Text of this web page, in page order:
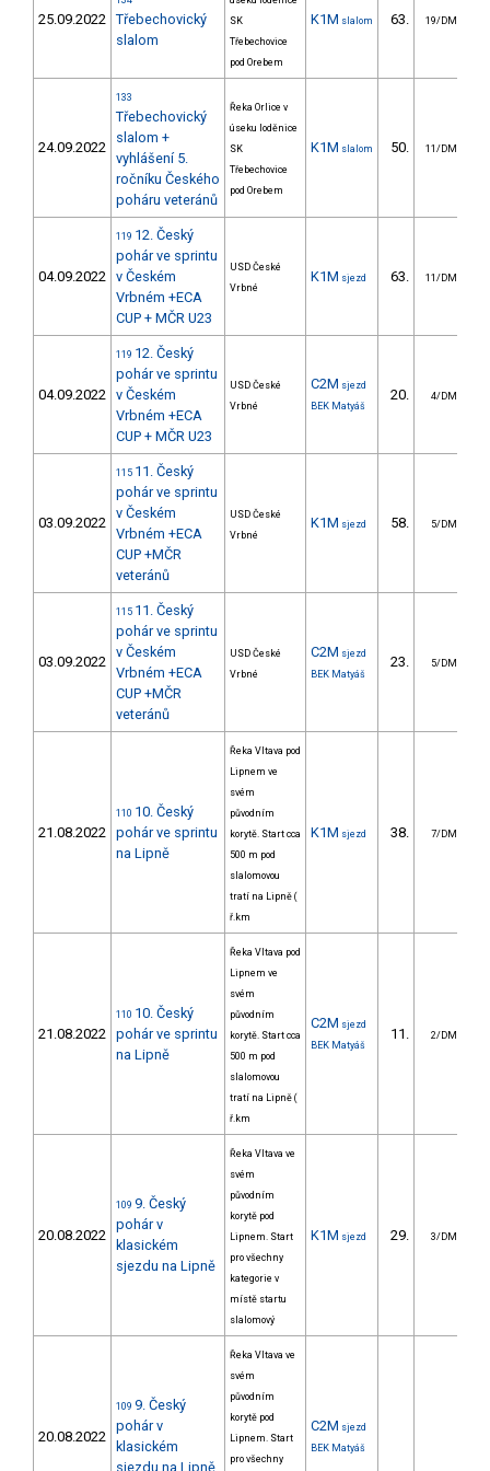
25.09.2022 Třebechovický
slalom
SK
Třebechovice
pod Orebem
K1M slalom 63. 19/DM
24.09.2022
133
Třebechovický
slalom +
vyhlášení 5.
ročníku Českého
poháru veteránů
Řeka Orlice v
úseku loděnice
SK
Třebechovice
pod Orebem
K1M slalom 50. 11/DM
04.09.2022
119 12. Český
pohár ve sprintu
v Českém
Vrbném +ECA
CUP + MČR U23
USD České
Vrbné
K1M sjezd 63. 11/DM
04.09.2022
119 12. Český
pohár ve sprintu
v Českém
Vrbném +ECA
CUP + MČR U23
USD České
Vrbné
C2M sjezd
BEK Matyáš
20. 4/DM
03.09.2022
115 11. Český
pohár ve sprintu
v Českém
Vrbném +ECA
CUP +MČR
veteránů
USD České
Vrbné
K1M sjezd 58. 5/DM
03.09.2022
115 11. Český
pohár ve sprintu
v Českém
Vrbném +ECA
CUP +MČR
veteránů
USD České
Vrbné
C2M sjezd
BEK Matyáš
23. 5/DM
21.08.2022
110 10. Český
pohár ve sprintu
na Lipně
Řeka Vltava pod
Lipnem ve
svém
původním
korytě. Start cca
500 m pod
slalomovou
tratí na Lipně (
ř.km
K1M sjezd 38. 7/DM
21.08.2022
110 10. Český
pohár ve sprintu
na Lipně
Řeka Vltava pod
Lipnem ve
svém
původním
korytě. Start cca
500 m pod
slalomovou
tratí na Lipně (
ř.km
C2M sjezd
BEK Matyáš
11. 2/DM
20.08.2022
109 9. Český
pohár v
klasickém
sjezdu na Lipně
Řeka Vltava ve
svém
původním
korytě pod
Lipnem. Start
pro všechny
kategorie v
místě startu
slalomový
K1M sjezd 29. 3/DM
20.08.2022
109 9. Český
pohár v
klasickém
sjezdu na Lipně
Řeka Vltava ve
svém
původním
korytě pod
Lipnem. Start
pro všechny
C2M sjezd
BEK Matyáš